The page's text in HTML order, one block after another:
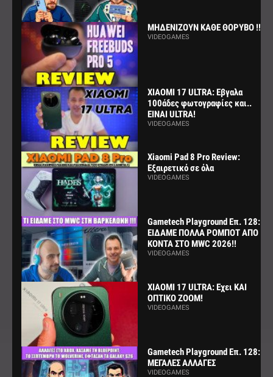
ΜΗΔΕΝΙΖΟΥΝ ΚΑΘΕ ΘΟΡΥΒΟ !!!
VIDEOGAMES
XIAOMI 17 ULTRA: Εβγαλα
100άδες φωτογραφίες και..
ΕΙΝΑΙ ULTRA!
VIDEOGAMES
Xiaomi Pad 8 Pro Review:
Εξαιρετικό σε όλα
VIDEOGAMES
Gametech Playground Επ. 128:
ΕΙΔΑΜΕ ΠΟΛΛΑ ΡΟΜΠΟΤ ΑΠΟ
ΚΟΝΤΑ ΣΤΟ MWC 2026!!
VIDEOGAMES
XIAOMI 17 ULTRA: Εχει ΚΑΙ
ΟΠΤΙΚΟ ZOOM!
VIDEOGAMES
Gametech Playground Επ. 128:
ΜΕΓΑΛΕΣ ΑΛΛΑΓΕΣ
VIDEOGAMES